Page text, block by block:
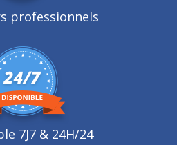
professionnels
7J7 & 24H/24